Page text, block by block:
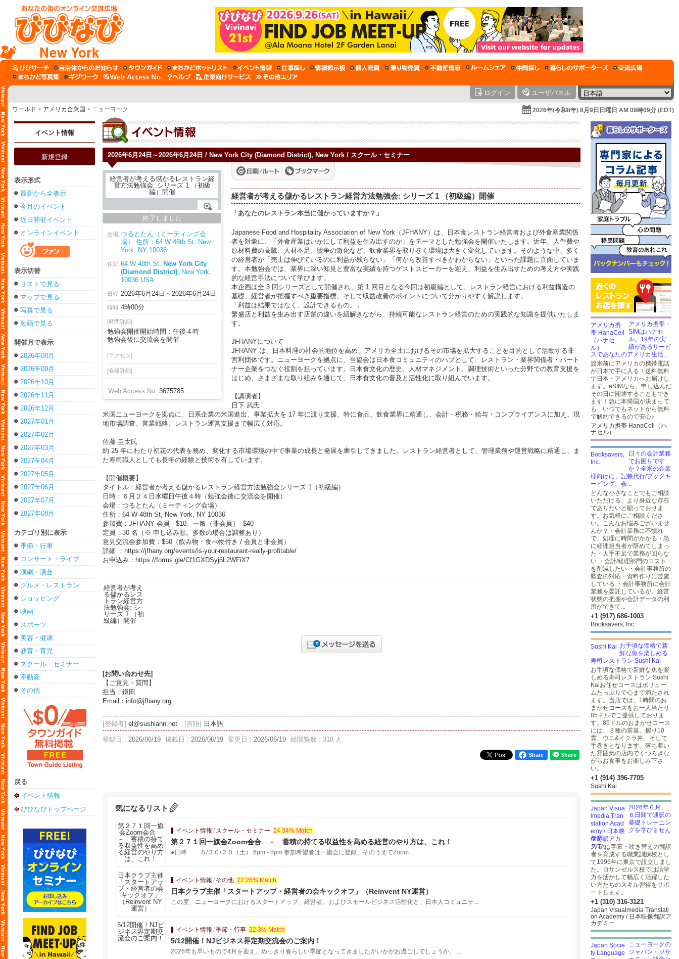
New York
ログイン ユーザパネル
ワールド > アメリカ合衆国 > ニューヨーク 2026年(令和8年) 8月9日日曜日 AM 09時09分 (EDT)
イベント情報
新規登録
表示形式
最新から全表示
今月のイベント
近日開催イベント
オンラインイベント
表示切替
リストで見る
マップで見る
写真で見る
動画で見る
開催月で表示
2026年08月
2026年09月
2026年10月
2026年11月
2026年12月
2027年01月
2027年02月
2027年03月
2027年04月
2027年05月
2027年06月
2027年07月
2027年08月
カテゴリ別に表示
季節・行事
コンサート・ライブ
演劇・演芸
グルメ・レストラン
ショッピング
映画
スポーツ
美容・健康
教育・育児
スクール・セミナー
不動産
その他
戻る
イベント情報
びびなびトップページ
2026年6月24日～2026年6月24日 / New York City (Diamond District), New York / スクール・セミナー
終了しました
会場 つるとたん（ミーティング会
場） 住所：64 W 48th St, New
York, NY 10036
住所 64 W 48th St, New York City
(Diamond District), New York,
10036 USA
日程 2026年6月24日～2026年6月24日
時間 4時00分
[時間詳細]
勉強会開催開始時間：午後４時
勉強会後に交流会を開催
[アクセス]
[会場詳細]
Web Access No. 3675785
経営者が考える儲かるレストラン経営方法勉強会: シリーズ 1 （初級編）開催
「あなたのレストラン本当に儲かっていますか？」
Japanese Food and Hospitality Association of New York（JFHANY）は、日本食レストラン経営者および外食産業関係
者を対象に、「外食産業はいかにして利益を生み出すのか」をテーマとした勉強会を開催いたします。近年、人件費や
原材料費の高騰、人材不足、競争の激化など、飲食業界を取り巻く環境は大きく変化しています。そのような中、多く
の経営者が「売上は伸びているのに利益が残らない」「何から改善すべきかわからない」といった課題に直面していま
す。本勉強会では、業界に深い知見と豊富な実績を持つゲストスピーカーを迎え、利益を生み出すための考え方や実践
的な経営手法について学びます。
本企画は全 3 回シリーズとして開催され、第 1 回目となる今回は初級編として、レストラン経営における利益構造の
基礎、経営者が把握すべき重要指標、そして収益改善のポイントについて分かりやすく解説します。
「利益は結果ではなく、設計できるもの。」
繁盛店と利益を生み出す店舗の違いを紐解きながら、持続可能なレストラン経営のための実践的な知識を提供いたしま
す。
JFHANYについて
JFHANY は、日本料理の社会的地位を高め、アメリカ全土におけるその市場を拡大することを目的として活動する非
営利団体です。ニューヨークを拠点に、当協会は日本食コミュニティのハブとして、レストラン・業界関係者・パート
ナー企業をつなぐ役割を担っています。日本食文化の歴史、人材マネジメント、調理技術といった分野での教育支援を
はじめ、さまざまな取り組みを通じて、日本食文化の普及と活性化に取り組んでいます。
【講演者】
日下 武氏
米国ニューヨークを拠点に、日系企業の米国進出、事業拡大を 17 年に渡り支援、特に食品、飲食業界に精通し、会計・税務・給与・コンプライアンスに加え、現
地市場調査、営業戦略、レストラン運営支援まで幅広く対応。
佐藤 圭太氏
約 25 年にわたり初花の代表を務め、変化する市場環境の中で事業の成長と発展を牽引してきました。レストラン経営者として、管理業務や運営戦略に精通し、ま
た寿司職人としても長年の経験と技術を有しています。
【開催概要】
タイトル：経営者が考える儲かるレストラン経営方法勉強会シリーズ 1（初級編）
日時：６月２４日水曜日午後４時（勉強会後に交流会を開催）
会場：つるとたん（ミーティング会場）
住所：64 W 48th St, New York, NY 10036
参加費：JFHANY 会員 - $10、一般（非会員）- $40
定員：30 名（※ 申し込み順。多数の場合は調整あり）
意見交流会参加費：$50（飲み物・食べ物付き / 会員と非会員）
詳細 ： https://jfhany.org/events/is-your-restaurant-really-profitable/
お申込み： https://forms.gle/Cf1GXDSyj6L2WFiX7
[お問い合わせ先]
【ご意見・質問】
担当：鎌田
Email：info@jfhany.org
[登録者] el@sushiann.net [言語] 日本語
登録日 : 2026/06/19 掲載日 : 2026/06/19 変更日 : 2026/06/19 総閲覧数 : 318 人
Share
気になるリスト
イベント情報 / スクール・セミナー 24.34% Match
第２７１回一旗会Zoom会合 － 蓄積の持てる収益性を高める経営のやり方は、これ！
●日時 ６/２０/２０（土） 6pm - 8pm 参加希望者は一旗会に登録、そのうえでZoom...
イベント情報 / その他 22.26% Match
日本クラブ主催「スタートアップ・経営者の会キックオフ」（Reinvent NY運営）
この度、ニューヨークにおけるスタートアップ、経営者、およびスモールビジネス活性化と、日本人コミュニテ...
イベント情報 /季節・行事 22.3% Match
5/12開催！NJビジネス界定期交流会のご案内！
2026年も早いもので4月を迎え、めっきり春らしい季節となってきましたがいかがお過ごしでしょうか。 ...
アメリカ携帯・
SIMはハナセ
ル。19年の実
績があるサービ
スであなたのアメリカ生活...
渡米前にアメリカの携帯電話
が日本で手に入る！送料無料
で日本・アメリカへお届けし
ます。eSIMなら、申し込んだ
その日に開通することもでき
ます！急に本帰国が決まって
も、いつでもネットから無料
で解約できるので安心♪
アメリカ携帯 HanaCell（ハ
ナセル）
日々の会計業務
でお困りです
か？全米の企業
様向けに、記帳代行/ブックキ
ーピング、会...
どんな小さなことでもご相談
いただける、より身近な存在
でありたいと願っておりま
す。お気軽にご相談くださ
い。こんなお悩みございませ
んか？・会計業務に不慣れ
で、処理に時間がかかる・急
に経理担当者が辞めてしまっ
た・人手不足で業務が回らな
い ・会計/経理部門のコスト
を削減したい ・会計事務所の
監査の対応・資料作りに苦慮
している ・会計事務所に会計
業務を委託しているが、経営
状態の把握や会計データの利
用ができて...
+1 (917) 686-1003
Booksavers, Inc.
お手頃な価格で新
鮮な魚を楽しめる
寿司レストラン Sushi Kai
お手頃な価格で新鮮な魚を楽
しめる寿司レストラン Sushi
Kaiお任せコースはボリュー
ムたっぷりで心まで満たされ
ます。当店では、1時間のお
まかせコースをお一人当たり
85ドルでご提供しておりま
す。85ドルのおまかせコース
には、３種の前菜、握り10
貫、ウニ&イクラ丼、そして
手巻きとなります。落ち着い
た雰囲気の店内でくつろぎな
がらお食事をお楽しみ下さ
い。
+1 (914) 396-7705
Sushi Kai
2026年６月、
６日間で通訳の
基礎トレーニン
グを学びません
か？
JVTAは字幕・吹き替えの翻訳
者を育成する職業訓練校とし
て1996年に東京で設立しまし
た。ロサンゼルス校では語学
力を活かして幅広く活躍した
い方たちのスキル習得をサポ
ートします。
+1 (310) 316-3121
Japan Visualmedia Translati
on Academy / 日本映像翻訳ア
カデミー
ニューヨークの
ジャパン・ソサ